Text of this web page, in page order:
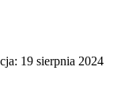
19 sierpnia 2024